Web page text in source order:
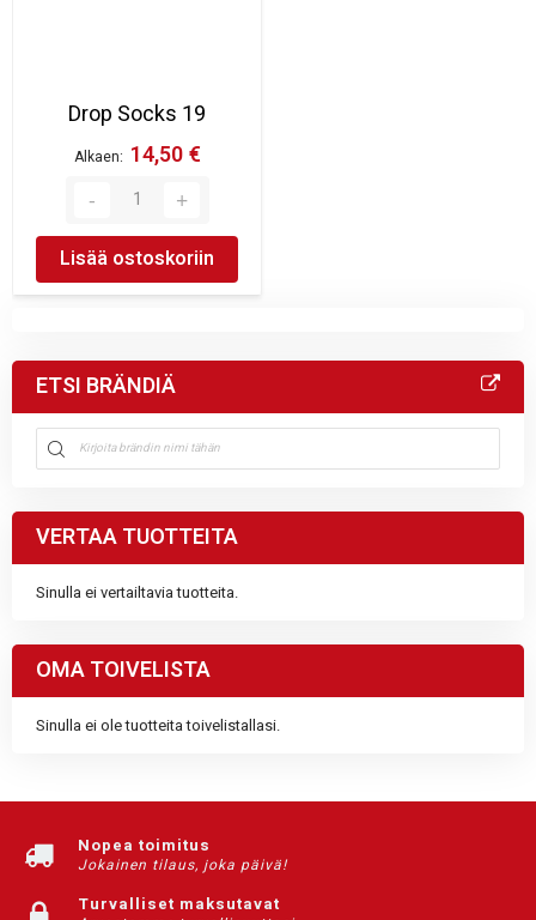
Drop Socks 19
Alkaen 14,50 €
Lisää ostoskoriin
ETSI BRÄNDIÄ
VERTAA TUOTTEITA
Sinulla ei vertailtavia tuotteita.
OMA TOIVELISTA
Sinulla ei ole tuotteita toivelistallasi.
Nopea toimitus
Jokainen tilaus, joka päivä!
Turvalliset maksutavat